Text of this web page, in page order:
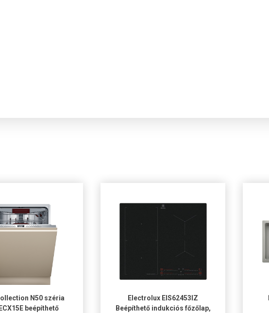
N50 széria
beépíthető
Electrolux EIS62453IZ
Beépíthető indukciós főzőlap,